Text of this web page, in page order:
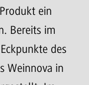
ein
Bereits im
des
Weinnova in